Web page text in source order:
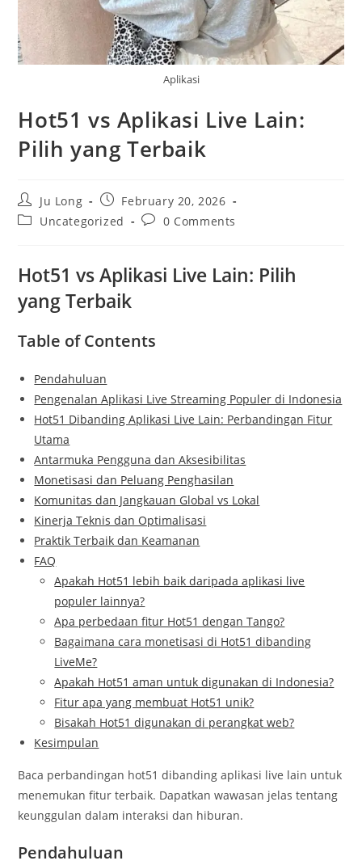
Aplikasi
Hot51 vs Aplikasi Live Lain:
Pilih yang Terbaik
Post
author:
Ju Long
Post
published:
February 20, 2026
PostUncategorized
Post0 Comments
Hot51 vs Aplikasi Live Lain: Pilih
yang Terbaik
Table of Contents
Pendahuluan
Pengenalan Aplikasi Live Streaming Populer di Indonesia
Hot51 Dibanding Aplikasi Live Lain: Perbandingan Fitur
Utama
Antarmuka Pengguna dan Aksesibilitas
Monetisasi dan Peluang Penghasilan
Komunitas dan Jangkauan Global vs Lokal
Kinerja Teknis dan Optimalisasi
Praktik Terbaik dan Keamanan
FAQ
Apakah Hot51 lebih baik daripada aplikasi live
populer lainnya?
Apa perbedaan fitur Hot51 dengan Tango?
Bagaimana cara monetisasi di Hot51 dibanding
LiveMe?
Apakah Hot51 aman untuk digunakan di Indonesia?
Fitur apa yang membuat Hot51 unik?
Bisakah Hot51 digunakan di perangkat web?
Kesimpulan
Baca perbandingan hot51 dibanding aplikasi live lain untuk
menemukan fitur terbaik. Dapatkan wawasan jelas tentang
keunggulan dalam interaksi dan hiburan.
Pendahuluan